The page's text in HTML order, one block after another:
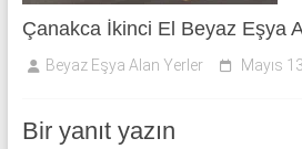
Çanakca İkinci El Beyaz Eşya
Beyaz Eşya Alan Yerler Mayıs
Bir yanıt yazın